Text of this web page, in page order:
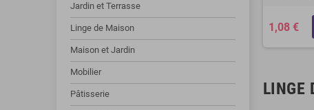
Jardin et Terrasse
Linge de Maison
Maison et Jardin
Mobilier
Pâtisserie
1,08 €
LINGE